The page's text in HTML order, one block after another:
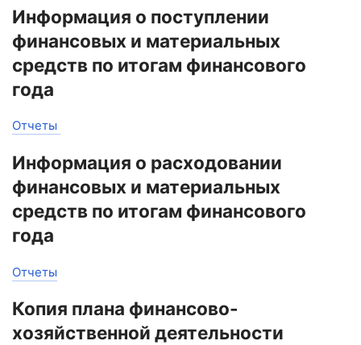
Информация о поступлении
финансовых и материальных
средств по итогам финансового
года
Отчеты
Информация о расходовании
финансовых и материальных
средств по итогам финансового
года
Отчеты
Копия плана финансово-
хозяйственной деятельности